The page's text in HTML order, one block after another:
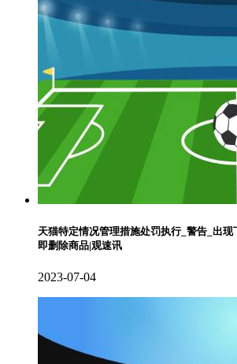
天猫特定情况管理措施处罚执行_警告_出
即删除商品|观速讯
2023-07-04